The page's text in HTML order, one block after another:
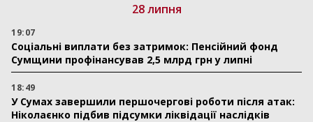
28 липня
19:07
Соціальні виплати без затримок: Пенсійний фонд
Сумщини профінансував 2,5 млрд грн у липні
18:49
У Сумах завершили першочергові роботи після атак:
Ніколаєнко підбив підсумки ліквідації наслідків